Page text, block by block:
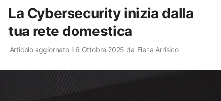
La Cybersecurity inizia dalla
tua rete domestica
Articolo aggiornato il 6 Ottobre 2025 da Elena Arrisico